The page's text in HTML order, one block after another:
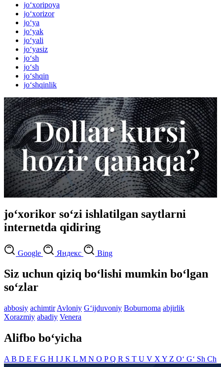
jo‘xoripoya
jo‘xorizor
jo‘ya
jo‘yak
jo‘yali
jo‘yasiz
jo‘sh
jo‘sh
jo‘shqin
jo‘shqinlik
jo‘xorikor so‘zi ishlatilgan saytlarni
internetda qidiring
Google Яндекс Bing
Siz uchun qiziq bo‘lishi mumkin bo‘lgan
so‘zlar
abbosiy achimtir Avloniy G‘ijduvoniy Boburnoma abjirlik
Xorazmiy abadiy Venera
Alifbo bo‘yicha
A B D E F G H I J K L M N O PQ R S T U V X Y Z O‘ G‘ Sh Ch